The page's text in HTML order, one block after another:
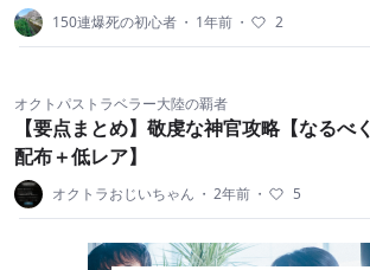
150連爆死の初心者 ・ 1年前 ・ 2
オクトパストラベラー大陸の覇者
【要点まとめ】敬虔な神官攻略【なるべく
配布＋低レア】
オクトラおじいちゃん ・ 2年前 ・ 5